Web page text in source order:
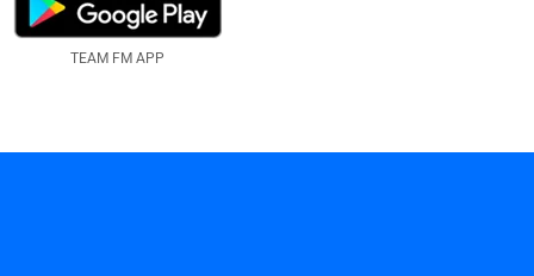
TEAM FM APP